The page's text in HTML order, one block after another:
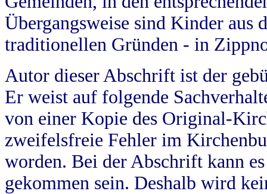
Übergangsweise sind Kinder aus
traditionellen Gründen - in
Autor dieser Abschrift ist der
Er weist auf folgende
von einer Kopie des Original-
zweifelsfreie Fehler im
worden. Bei der Abschrift kann
gekommen sein. Deshalb wird